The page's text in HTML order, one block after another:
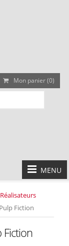
Mon panier (0)
MENU
Réalisateurs
Fiction